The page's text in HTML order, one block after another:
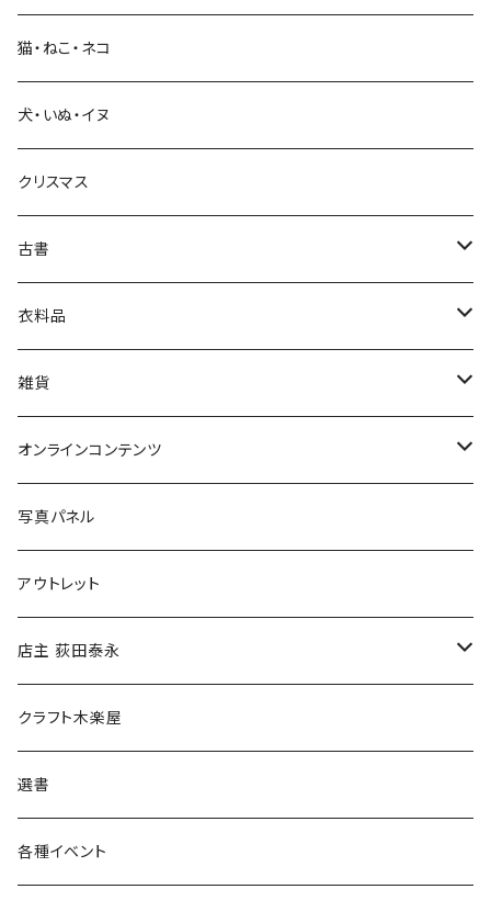
生活・暮らし
芸術・絵画・写真
絵本・児童書
娯楽・エンターテインメント
猫・ねこ・ネコ
犬・いぬ・イヌ
クリスマス
古書
古書セット
美術
衣料品
POLEWARDS
Tシャツ
雑貨
バッグ
ブックカバー
マグカップ
傘
食料品
その他
オンラインコンテンツ
冒険クロストーク
写真パネル
アウトレット
店主 荻田泰永
書籍
ウェア
クラフト木楽屋
選書
各種イベント